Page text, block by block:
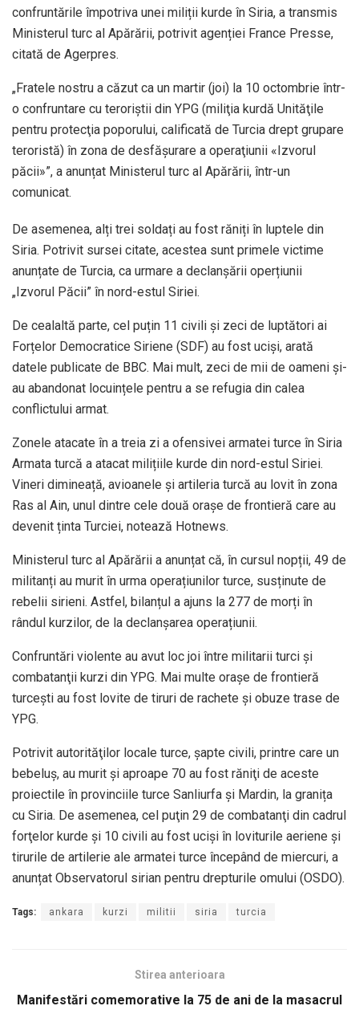
confruntările împotriva unei miliții kurde în Siria, a transmis
Ministerul turc al Apărării, potrivit agenției France Presse,
citată de Agerpres.
„Fratele nostru a căzut ca un martir (joi) la 10 octombrie într-
o confruntare cu teroriştii din YPG (miliţia kurdă Unităţile
pentru protecţia poporului, calificată de Turcia drept grupare
teroristă) în zona de desfăşurare a operaţiunii «Izvorul
păcii»”, a anunțat Ministerul turc al Apărării, într-un
comunicat.
De asemenea, alți trei soldați au fost răniți în luptele din
Siria. Potrivit sursei citate, acestea sunt primele victime
anunțate de Turcia, ca urmare a declanșării operțiunii
„Izvorul Păcii” în nord-estul Siriei.
De cealaltă parte, cel puțin 11 civili și zeci de luptători ai
Forțelor Democratice Siriene (SDF) au fost uciși, arată
datele publicate de BBC. Mai mult, zeci de mii de oameni și-
au abandonat locuințele pentru a se refugia din calea
conflictului armat.
Zonele atacate în a treia zi a ofensivei armatei turce în Siria
Armata turcă a atacat milițiile kurde din nord-estul Siriei.
Vineri dimineață, avioanele și artileria turcă au lovit în zona
Ras al Ain, unul dintre cele două orașe de frontieră care au
devenit ținta Turciei, notează Hotnews.
Ministerul turc al Apărării a anunțat că, în cursul nopții, 49 de
militanți au murit în urma operațiunilor turce, susținute de
rebelii sirieni. Astfel, bilanțul a ajuns la 277 de morți în
rândul kurzilor, de la declanșarea operațiunii.
Confruntări violente au avut loc joi între militarii turci şi
combatanţii kurzi din YPG. Mai multe oraşe de frontieră
turceşti au fost lovite de tiruri de rachete şi obuze trase de
YPG.
Potrivit autorităţilor locale turce, şapte civili, printre care un
bebeluş, au murit şi aproape 70 au fost răniţi de aceste
proiectile în provinciile turce Sanliurfa şi Mardin, la granița
cu Siria. De asemenea, cel puţin 29 de combatanţi din cadrul
forţelor kurde şi 10 civili au fost ucişi în loviturile aeriene şi
tirurile de artilerie ale armatei turce începând de miercuri, a
anunțat Observatorul sirian pentru drepturile omului (OSDO).
Tags: ankara kurzi militii siria turcia
Stirea anterioara
Manifestări comemorative la 75 de ani de la masacrul